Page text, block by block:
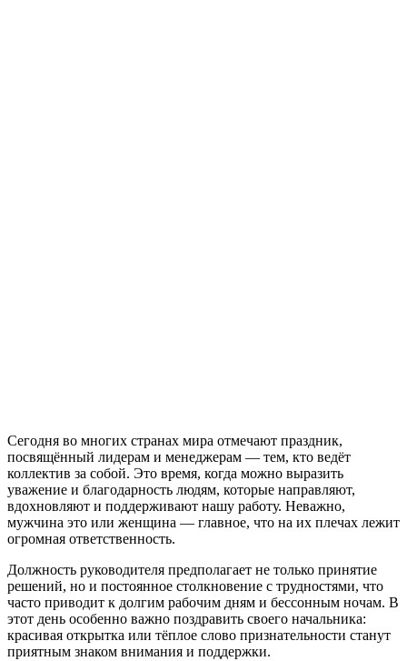
Сегодня во многих странах мира отмечают праздник,
посвящённый лидерам и менеджерам — тем, кто ведёт
коллектив за собой. Это время, когда можно выразить
уважение и благодарность людям, которые направляют,
вдохновляют и поддерживают нашу работу. Неважно,
мужчина это или женщина — главное, что на их плечах лежит
огромная ответственность.
Должность руководителя предполагает не только принятие
решений, но и постоянное столкновение с трудностями, что
часто приводит к долгим рабочим дням и бессонным ночам. В
этот день особенно важно поздравить своего начальника:
красивая открытка или тёплое слово признательности станут
приятным знаком внимания и поддержки.